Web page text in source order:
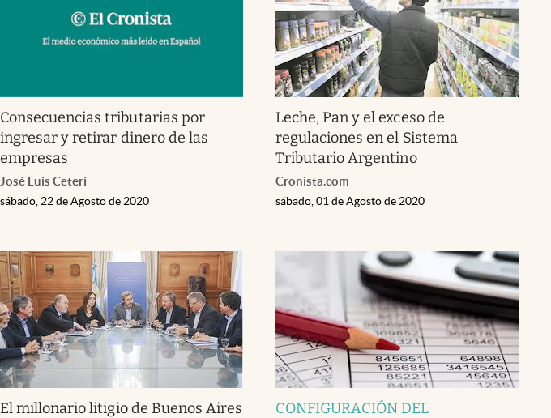
Consecuencias tributarias por
ingresar y retirar dinero de las
empresas
José Luis Ceteri
sábado, 22 de Agosto de 2020
Leche, Pan y el exceso de
regulaciones en el Sistema
Tributario Argentino
Cronista.com
sábado, 01 de Agosto de 2020
El millonario litigio de Buenos Aires
CONFIGURACIÓN DEL